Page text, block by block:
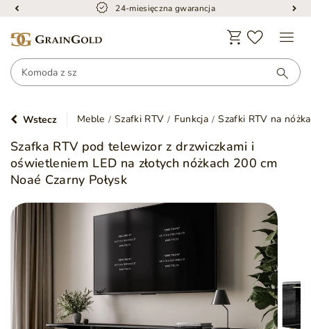
Bezpieczna dostawa
Wstecz Meble Szafki RTV Funkcja Szafki RTV na
Szafka RTV pod telewizor z drzwiczkami i
oświetleniem LED na złotych nóżkach 200 cm
Noaé Czarny Połysk